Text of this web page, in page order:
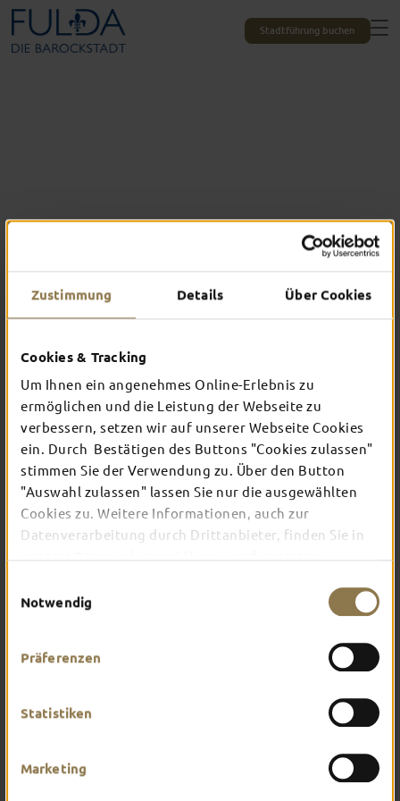
Zustimmung Details Über Cookies
Cookies & Tracking
Um Ihnen ein angenehmes Online-Erlebnis zu
ermöglichen und die Leistung der Webseite zu
verbessern, setzen wir auf unserer Webseite Cookies
ein. Durch Bestätigen des Buttons "Cookies zulassen"
stimmen Sie der Verwendung zu. Über den Button
"Auswahl zulassen" lassen Sie nur die ausgewählten
Cookies zu. Weitere Informationen, auch zur
Datenverarbeitung durch Drittanbieter, finden Sie in
Notwendig
Präferenzen
Statistiken
Marketing
Stadtführung buchen
Das erlebst du nur in Fulda
TOP-EVENTS
In Fulda ist irgendwo immer etwas los: Ob
Konzert, Musical, Erlebnis-Stadtführung oder
Theater – entdecke hier aktuelle Veranstaltungen
und Highlights in und um Fulda.